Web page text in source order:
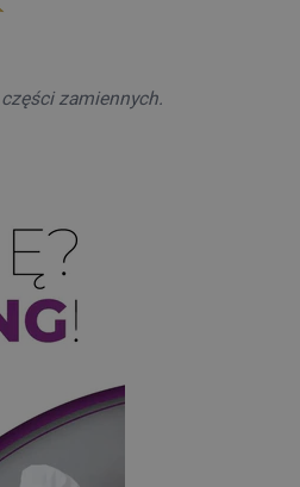
zamiennych.